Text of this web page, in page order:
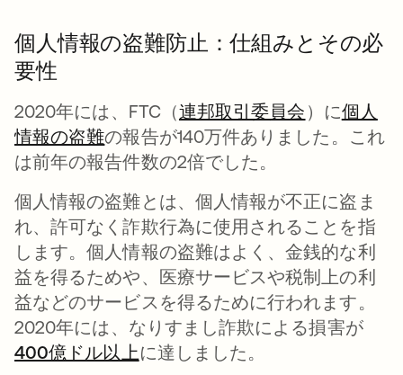
個人情報の盗難防止：仕組みとその必
要性
2020年には、FTC（連邦取引委員会 新しいタブ
）に個人
情報の盗難の報告が140万件ありました。これ
は前年の報告件数の2倍でした。
個人情報の盗難とは、個人情報が不正に盗ま
れ、許可なく詐欺行為に使用されることを指
します。個人情報の盗難はよく、金銭的な利
益を得るためや、医療サービスや税制上の利
益などのサービスを得るために行われます。
2020年には、なりすまし詐欺による損害が
400億ドル以上新しいタブで開く
に達しました。